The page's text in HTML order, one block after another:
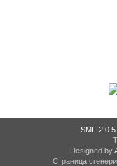
SMF 2.0.5
Designed by
Страница